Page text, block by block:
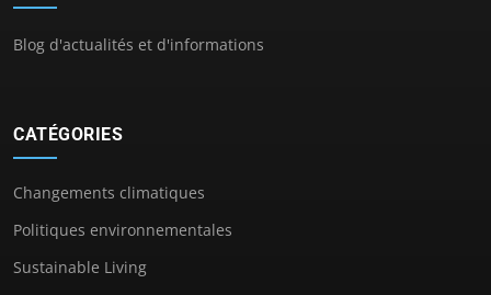
Blog d'actualités et d'informations
CATÉGORIES
Changements climatiques
Politiques environnementales
Sustainable Living